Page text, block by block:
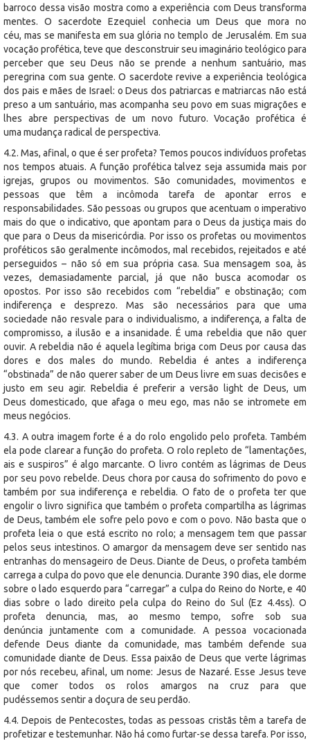
barroco dessa visão mostra como a experiência com Deus transforma
mentes. O sacerdote Ezequiel conhecia um Deus que mora no
céu, mas se manifesta em sua glória no templo de Jerusalém. Em sua
vocação profética, teve que desconstruir seu imaginário teológico para
perceber que seu Deus não se prende a nenhum santuário, mas
peregrina com sua gente. O sacerdote revive a experiência teológica
dos pais e mães de Israel: o Deus dos patriarcas e matriarcas não está
preso a um santuário, mas acompanha seu povo em suas migrações e
lhes abre perspectivas de um novo futuro. Vocação profética é
uma mudança radical de perspectiva.
4.2. Mas, afinal, o que é ser profeta? Temos poucos indivíduos profetas
nos tempos atuais. A função profética talvez seja assumida mais por
igrejas, grupos ou movimentos. São comunidades, movimentos e
pessoas que têm a incômoda tarefa de apontar erros e
responsabilidades. São pessoas ou grupos que acentuam o imperativo
mais do que o indicativo, que apontam para o Deus da justiça mais do
que para o Deus da misericórdia. Por isso os profetas ou movimentos
proféticos são geralmente incômodos, mal recebidos, rejeitados e até
perseguidos – não só em sua própria casa. Sua mensagem soa, às
vezes, demasiadamente parcial, já que não busca acomodar os
opostos. Por isso são recebidos com “rebeldia” e obstinação; com
indiferença e desprezo. Mas são necessários para que uma
sociedade não resvale para o individualismo, a indiferença, a falta de
compromisso, a ilusão e a insanidade. É uma rebeldia que não quer
ouvir. A rebeldia não é aquela legítima briga com Deus por causa das
dores e dos males do mundo. Rebeldia é antes a indiferença
“obstinada” de não querer saber de um Deus livre em suas decisões e
justo em seu agir. Rebeldia é preferir a versão light de Deus, um
Deus domesticado, que afaga o meu ego, mas não se intromete em
meus negócios.
4.3. A outra imagem forte é a do rolo engolido pelo profeta. Também
ela pode clarear a função do profeta. O rolo repleto de “lamentações,
ais e suspiros” é algo marcante. O livro contém as lágrimas de Deus
por seu povo rebelde. Deus chora por causa do sofrimento do povo e
também por sua indiferença e rebeldia. O fato de o profeta ter que
engolir o livro significa que também o profeta compartilha as lágrimas
de Deus, também ele sofre pelo povo e com o povo. Não basta que o
profeta leia o que está escrito no rolo; a mensagem tem que passar
pelos seus intestinos. O amargor da mensagem deve ser sentido nas
entranhas do mensageiro de Deus. Diante de Deus, o profeta também
carrega a culpa do povo que ele denuncia. Durante 390 dias, ele dorme
sobre o lado esquerdo para “carregar” a culpa do Reino do Norte, e 40
dias sobre o lado direito pela culpa do Reino do Sul (Ez 4.4ss). O
profeta denuncia, mas, ao mesmo tempo, sofre sob sua
denúncia juntamente com a comunidade. A pessoa vocacionada
defende Deus diante da comunidade, mas também defende sua
comunidade diante de Deus. Essa paixão de Deus que verte lágrimas
por nós recebeu, afinal, um nome: Jesus de Nazaré. Esse Jesus teve
que comer todos os rolos amargos na cruz para que
pudéssemos sentir a doçura de seu perdão.
4.4. Depois de Pentecostes, todas as pessoas cristãs têm a tarefa de
profetizar e testemunhar. Não há como furtar-se dessa tarefa. Por isso,